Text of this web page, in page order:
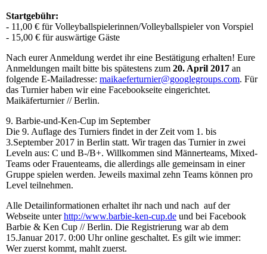
Startgebühr:
- 11,00 € für Volleyballspielerinnen/Volleyballspieler von Vorspiel
- 15,00 € für auswärtige Gäste
Nach eurer Anmeldung werdet ihr eine Bestätigung erhalten! Eure
Anmeldungen mailt bitte bis spätestens zum 20. April 2017 an
folgende E-Mailadresse: maikaeferturnier@googlegroups.com. Für
das Turnier haben wir eine Facebookseite eingerichtet.
Maikäferturnier // Berlin.
9. Barbie-und-Ken-Cup im September
Die 9. Auflage des Turniers findet in der Zeit vom 1. bis
3.September 2017 in Berlin statt. Wir tragen das Turnier in zwei
Leveln aus: C und B-/B+. Willkommen sind Männerteams, Mixed-
Teams oder Frauenteams, die allerdings alle gemeinsam in einer
Gruppe spielen werden. Jeweils maximal zehn Teams können pro
Level teilnehmen.
Alle Detailinformationen erhaltet ihr nach und nach auf der
Webseite unterhttp://www.barbie-ken-cup.de und bei Facebook
Barbie & Ken Cup // Berlin. Die Registrierung war ab dem
15.Januar 2017. 0:00 Uhr online geschaltet. Es gilt wie immer:
Wer zuerst kommt, mahlt zuerst.